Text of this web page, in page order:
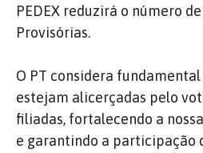
PEDEX reduzirá o número
Provisórias.
O PT considera
estejam alicerçadas pelo
filiadas, fortalecendo a
e garantindo a participação